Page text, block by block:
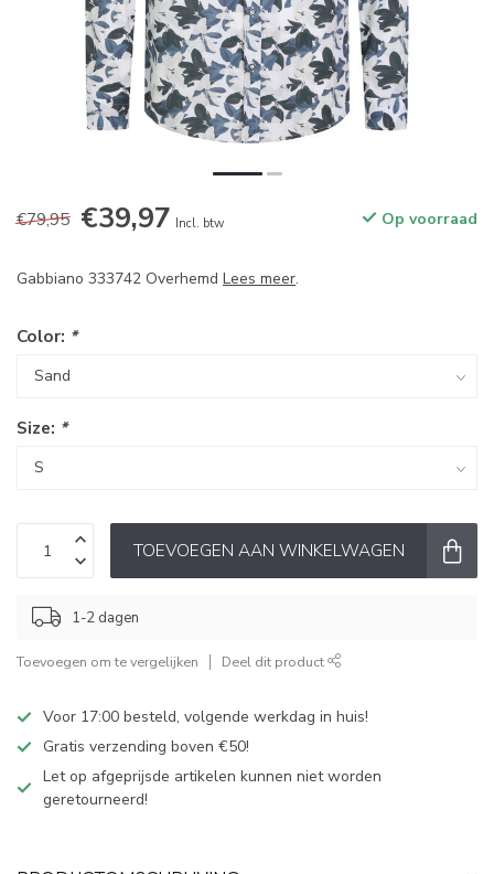
€79,95 €39,97 Incl. btw Op voorraad
Gabbiano 333742 Overhemd Lees meer.
Color: *
Size: *
TOEVOEGEN AAN WINKELWAGEN
1-2 dagen
Toevoegen om te vergelijken Deel dit product
Voor 17:00 besteld, volgende werkdag in huis!
Gratis verzending boven €50!
Let op afgeprijsde artikelen kunnen niet worden
geretourneerd!